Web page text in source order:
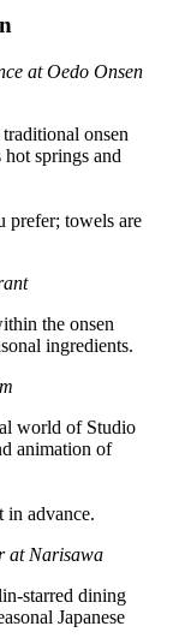
at Oedo Onsen
onsen
springs and
prefer; towels are
the onsen
ingredients.
world of Studio
animation of
in advance.
at Narisawa
starred dining
Japanese